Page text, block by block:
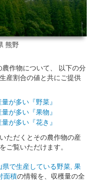
熊野
作物について、 以下の分
産割合の値と共にご提供
が多い『野菜』
が多い『果物』
が多い『花き』
ただくとその農作物の産
ご覧いただけます。
県で生産している野菜, 果
面積の情報を、収穫量の全